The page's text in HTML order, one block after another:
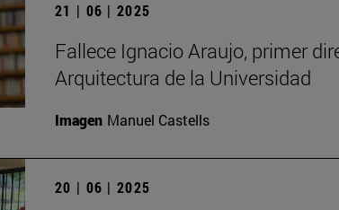
21 | 06 | 2025
Fallece Ignacio Araujo, primer
Arquitectura de la Universidad
Imagen Manuel Castells
20 | 06 | 2025